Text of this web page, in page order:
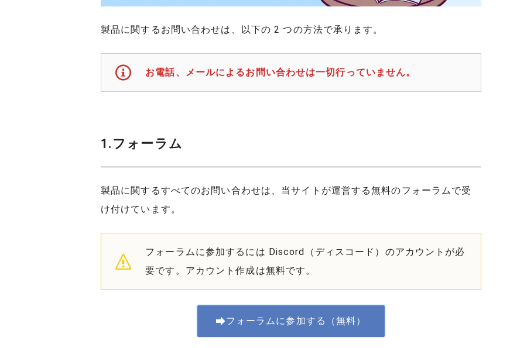
製品に関するお問い合わせは、以下の 2 つの方法で承ります。
お電話、メールによるお問い合わせは一切行っていません。
1.フォーラム
製品に関するすべてのお問い合わせは、当サイトが運営する無料のフォーラムで受
け付けています。
フォーラムに参加するには Discord（ディスコード）のアカウントが必
要です。アカウント作成は無料です。
フォーラムに参加する（無料）